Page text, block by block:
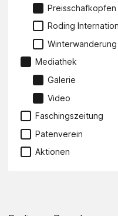
Preisschafkopfen
Roding
Winterwanderung
Mediathek
Galerie
Video
Faschingszeitung
Patenverein
Aktionen